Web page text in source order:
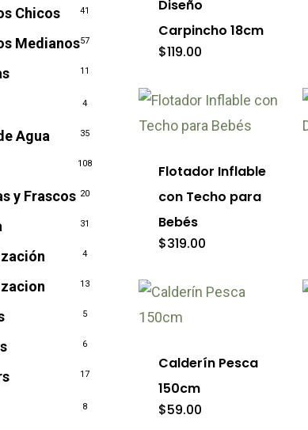
Chicos 41
Medianos57
11
4
Agua 35
108
y Frascos 20
31
4
13
5
6
17
8
página
de
Diseño
Carpincho 18cm
$119.00
Este
producto
Las
se
pueden
en
página
Flotador Inflable
con Techo para
Bebés
$319.00
Este
producto
variantes.
Calderín Pesca
150cm
$59.00